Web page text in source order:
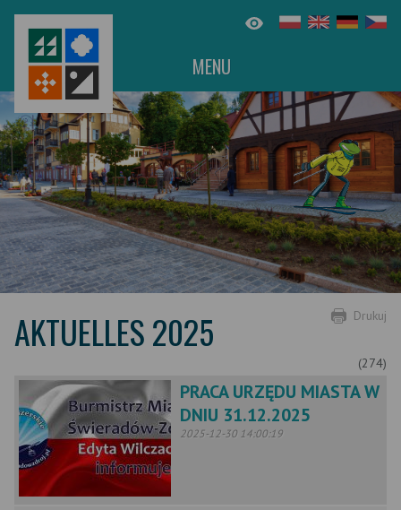
MENU
Drukuj
AKTUELLES 2025
(274)
PRACA URZĘDU MIASTA W
DNIU 31.12.2025
2025-12-30 14:00:19